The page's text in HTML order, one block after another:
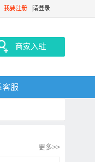
我要注册 请登录
商家入驻
客服
更多>>